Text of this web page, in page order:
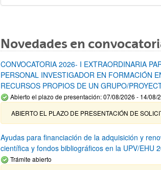
Novedades en
CONVOCATORIA 2026- I EXTRAORDINARIA
PERSONAL INVESTIGADOR EN FORMACIÓN
RECURSOS PROPIOS DE UN GRUPO/
Abierto el plazo de presentación: 07/08/2026 - 14/08/
ABIERTO EL PLAZO DE PRESENTACIÓN DE
Ayudas para financiación de la adquisición y
científica y fondos bibliográficos en la UPV/EHU
Trámite abierto